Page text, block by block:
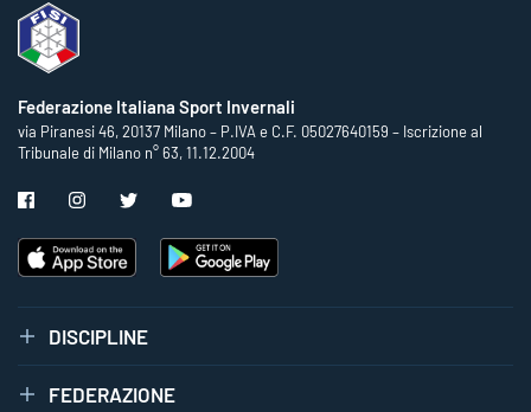
Federazione Italiana Sport Invernali
via Piranesi 46, 20137 Milano – P.IVA e C.F. 05027640159 – Iscrizione al
Tribunale di Milano n° 63, 11.12.2004
DISCIPLINE
FEDERAZIONE